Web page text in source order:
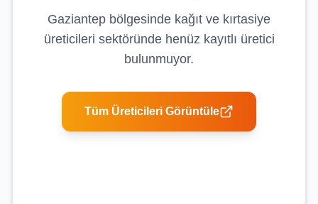
Gaziantep bölgesinde kağıt ve kırtasiye
üreticileri sektöründe henüz kayıtlı üretici
bulunmuyor.
Tüm Üreticileri Görüntüle